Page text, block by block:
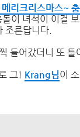
리크리스마스~
이 녀석이 이걸
조른답니다.
들어갔더니 또 틀
그! Krang님이